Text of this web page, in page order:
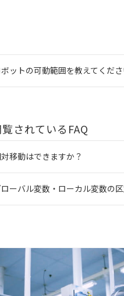
ットの可動範囲を教えてくださ
されているFAQ
移動はできますか？
ーバル変数・ローカル変数の